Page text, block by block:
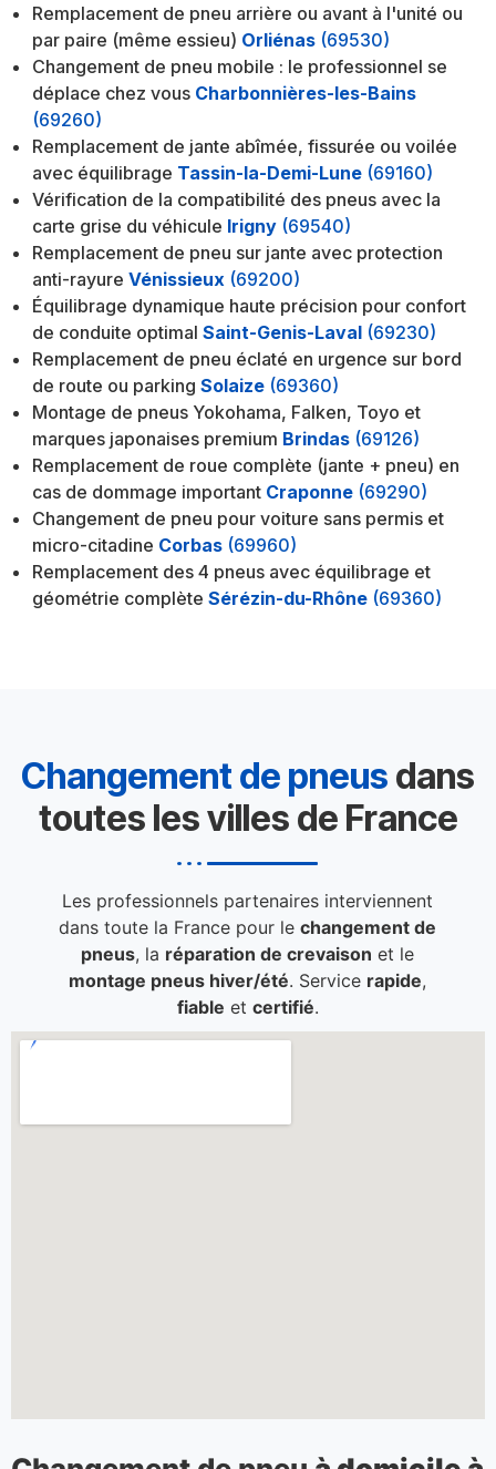
Remplacement de pneu arrière ou avant à l'unité ou
par paire (même essieu) Orliénas (69530)
Changement de pneu mobile : le professionnel se
déplace chez vous Charbonnières-les-Bains
(69260)
Remplacement de jante abîmée, fissurée ou voilée
avec équilibrage Tassin-la-Demi-Lune (69160)
Vérification de la compatibilité des pneus avec la
carte grise du véhicule Irigny (69540)
Remplacement de pneu sur jante avec protection
anti-rayure Vénissieux (69200)
Équilibrage dynamique haute précision pour confort
de conduite optimal Saint-Genis-Laval (69230)
Remplacement de pneu éclaté en urgence sur bord
de route ou parking Solaize (69360)
Montage de pneus Yokohama, Falken, Toyo et
marques japonaises premium Brindas (69126)
Remplacement de roue complète (jante + pneu) en
cas de dommage important Craponne (69290)
Changement de pneu pour voiture sans permis et
micro-citadine Corbas (69960)
Remplacement des 4 pneus avec équilibrage et
géométrie complète Sérézin-du-Rhône (69360)
Changement de pneus dans
toutes les villes de France
Les professionnels partenaires interviennent
dans toute la France pour lechangement de
pneus, la réparation de crevaison et le
montage pneus hiver/été. Service rapide,
fiable et certifié.